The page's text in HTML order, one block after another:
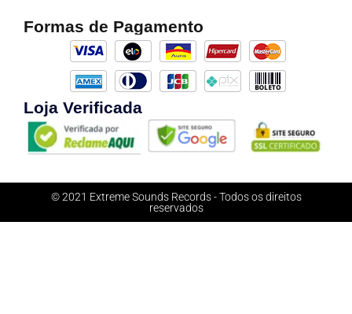
Formas de Pagamento
Loja Verificada
© 2021 Extreme Sounds Records - Todos os direitos
reservados